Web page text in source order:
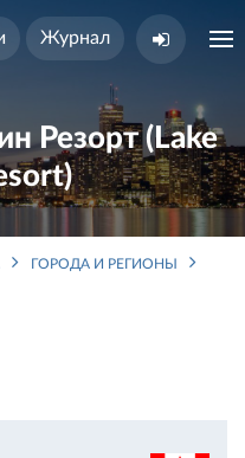
Журнал
Резорт (Lake
ГОРОДА И РЕГИОНЫ